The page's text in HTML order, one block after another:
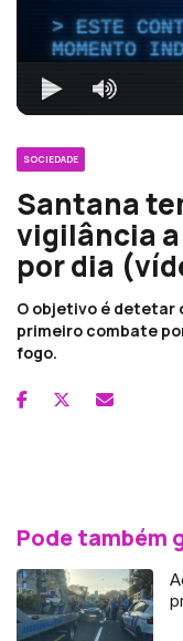
ESTE
MOMENTO
SOCIEDADE
Santana
vigilância
por dia
O objetivo é detetar
primeiro combate
fogo.
Pode também